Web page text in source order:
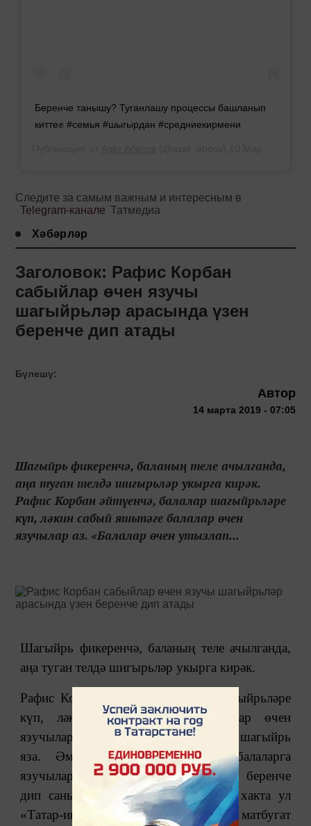
Беренче танышу? Туганлашу процессы башланып
китте✊ #семья #шыгырдан #средниекирмени
Следите за самым важным и интересным в
Telegram-канале Татмедиа
Хәбәрләр
Заголовок: Рафис Корбан
сабыйлар өчен язучы
шагыйрьләр арасында үзен
беренче дип атады
Бүлешү:
Автор
14 марта 2019 - 07:05
Шагыйрь фикеренчә, баланың теле ачылганда,
аңа туган телдә шигырьләр укырга кирәк.
Рафис Корбан әйтүенчә, балалар шагыйрьләре
күп, ләкин сабый яшьтәге балалар өчен
язучылар аз. «Балалар өчен утызлап...
Шагыйрь фикеренчә, баланың теле ачылганда,
аңа туган телдә шигырьләр укырга кирәк.
Рафис Корбан әйтүенчә, балалар шагыйрьләре
күп, ләкин сабый яшьтәге балалар өчен
язучылар аз. «Балалар өчен утызлап шагыйрь
яза. Әмма мәктәпкәчә яшьтәге балаларга
язучылар аз. Алар арасында үземне беренче
дип саныйм», ‒ диде шагыйрь. Бу хакта ул
«Татар-информ»да узган матбугат